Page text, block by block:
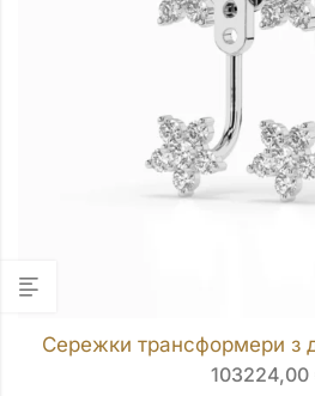
Сережки трансформери з
103224,00